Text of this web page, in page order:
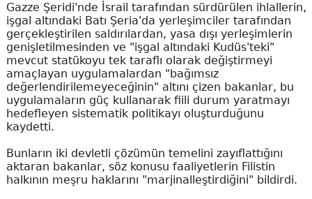
Gazze Şeridi'nde İsrail tarafından sürdürülen ihlallerin,
işgal altındaki Batı Şeria'da yerleşimciler tarafından
gerçekleştirilen saldırılardan, yasa dışı yerleşimlerin
genişletilmesinden ve "işgal altındaki Kudüs'teki"
mevcut statükoyu tek taraflı olarak değiştirmeyi
amaçlayan uygulamalardan "bağımsız
değerlendirilemeyeceğinin" altını çizen bakanlar, bu
uygulamaların güç kullanarak fiili durum yaratmayı
hedefleyen sistematik politikayı oluşturduğunu
kaydetti.
Bunların iki devletli çözümün temelini zayıflattığını
aktaran bakanlar, söz konusu faaliyetlerin Filistin
halkının meşru haklarını "marjinalleştirdiğini" bildirdi.